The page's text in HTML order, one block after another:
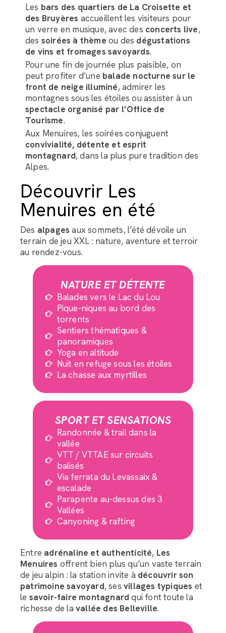
Les bars des quartiers de La Croisette et
des Bruyères accueillent les visiteurs pour
un verre en musique, avec des concerts live,
des soirées à thème ou des dégustations
de vins et fromages savoyards.
Pour une fin de journée plus paisible, on
peut profiter d’une balade nocturne sur le
front de neige illuminé, admirer les
montagnes sous les étoiles ou assister à un
spectacle organisé par l’Office de
Tourisme.
Aux Menuires, les soirées conjuguent
convivialité, détente et esprit
montagnard, dans la plus pure tradition des
Alpes.
Découvrir Les
Menuires en été
Des alpages aux sommets, l’été dévoile un
terrain de jeu XXL : nature, aventure et terroir
au rendez-vous.
NATURE ET DÉTENTE
Balades vers le Lac du Lou
Pique-niques au bord des
torrents
Sentiers thématiques &
panoramiques
Yoga en altitude
Nuit en refuge sous les étoiles
La chasse aux myrtilles
SPORT ET SENSATIONS
Randonnée & trail dans la
vallée
VTT / VTTAE sur circuits
balisés
Via ferrata du Levassaix &
escalade
Parapente au-dessus des 3
Vallées
Canyoning & rafting
Entre adrénaline et authenticité, Les
Menuires offrent bien plus qu’un vaste terrain
de jeu alpin : la station invite à découvrir son
patrimoine savoyard, sesvillages typiques et
le savoir-faire montagnard qui font toute la
richesse de la vallée des Belleville.